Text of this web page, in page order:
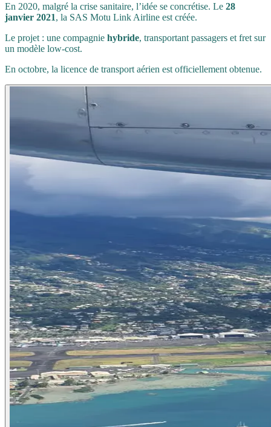
En 2020, malgré la crise sanitaire, l’idée se concrétise. Le 28
janvier 2021, la SAS Motu Link Airline est créée.
Le projet : une compagnie hybride, transportant passagers et fret sur
un modèle low-cost.
En octobre, la licence de transport aérien est officiellement obtenue.